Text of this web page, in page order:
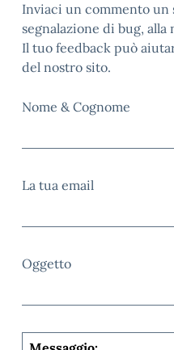
Inviaci un commento un
segnalazione di bug, alla
Il tuo feedback può
del nostro sito.
Nome & Cognome
La tua email
Oggetto